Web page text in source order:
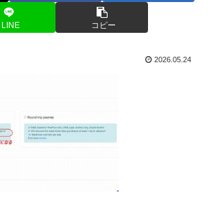
LINE コピー
2026.05.24